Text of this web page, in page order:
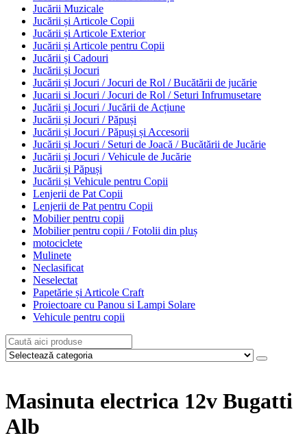
Jucării Muzicale
Jucării și Articole Copii
Jucării și Articole Exterior
Jucării și Articole pentru Copii
Jucării și Cadouri
Jucării și Jocuri
Jucării și Jocuri / Jocuri de Rol / Bucătării de jucărie
Jucarii si Jocuri / Jocuri de Rol / Seturi Infrumusetare
Jucării și Jocuri / Jucării de Acțiune
Jucării și Jocuri / Păpuși
Jucării și Jocuri / Păpuși și Accesorii
Jucării și Jocuri / Seturi de Joacă / Bucătării de Jucărie
Jucării și Jocuri / Vehicule de Jucărie
Jucării și Păpuși
Jucării și Vehicule pentru Copii
Lenjerii de Pat Copii
Lenjerii de Pat pentru Copii
Mobilier pentru copii
Mobilier pentru copii / Fotolii din pluș
motociclete
Mulinete
Neclasificat
Neselectat
Papetărie și Articole Craft
Proiectoare cu Panou si Lampi Solare
Vehicule pentru copii
Masinuta electrica 12v Bugatti
Alb